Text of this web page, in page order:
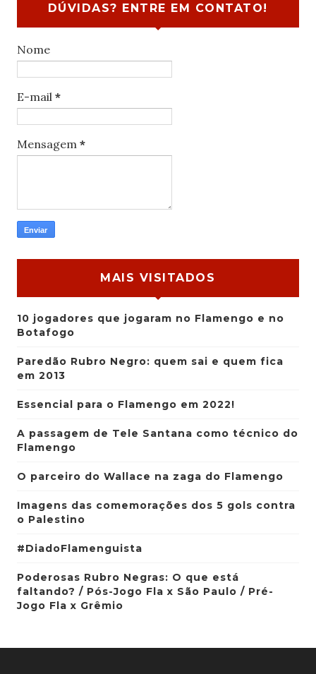
DÚVIDAS? ENTRE EM CONTATO!
Nome
E-mail *
Mensagem *
MAIS VISITADOS
10 jogadores que jogaram no Flamengo e no
Botafogo
Paredão Rubro Negro: quem sai e quem fica
em 2013
Essencial para o Flamengo em 2022!
A passagem de Tele Santana como técnico do
Flamengo
O parceiro do Wallace na zaga do Flamengo
Imagens das comemorações dos 5 gols contra
o Palestino
#DiadoFlamenguista
Poderosas Rubro Negras: O que está
faltando? / Pós-Jogo Fla x São Paulo / Pré-
Jogo Fla x Grêmio